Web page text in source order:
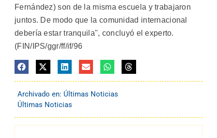
Fernández) son de la misma escuela y trabajaron
juntos. De modo que la comunidad internacional
debería estar tranquila", concluyó el experto.
(FIN/IPS/ggr/ff/if/96
Archivado en: Últimas Noticias
Últimas Noticias